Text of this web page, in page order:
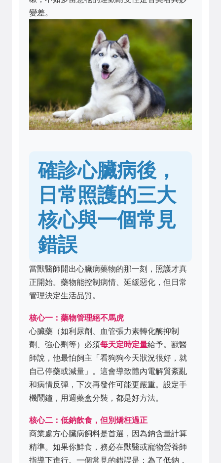
變差。
確診心臟病後，
日常照護的三大
核心與一個常見
錯誤
當獸醫師開出心臟病藥物的那一刻，照護才真
正開始。藥物能控制病情、延緩惡化，但日常
管理決定生活品質。
核心一：藥物管理絕不馬虎
心臟藥（如利尿劑、血管張力素轉化酶抑制
劑、強心劑等）必須每天定時定量給予。獸醫
師說，他最怕飼主「看狗狗今天狀況很好，就
自己停藥或減量」。這會導致體內電解質紊亂
和病情反彈，下次再發作可能更嚴重。設定手
機鬧鐘，用週藥盒分裝，都是好方法。
核心二：低鈉飲食，但別矯枉過正
商業處方心臟病飼料是首選，因為鈉含量計算
精準。如果你鮮食，務必在獸醫或寵物營養師
指導下進行。一個常見的錯誤是：為了低鈉，